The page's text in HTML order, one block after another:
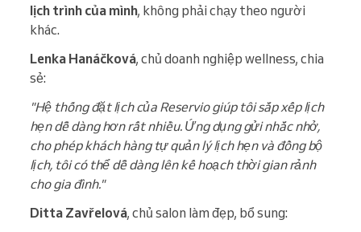
lịch trình của mình, không phải chạy theo người
khác.
Lenka Hanáčková, chủ doanh nghiệp wellness, chia
sẻ:
"Hệ thống đặt lịch của Reservio giúp tôi sắp xếp lịch
hẹn dễ dàng hơn rất nhiều. Ứng dụng gửi nhắc nhở,
cho phép khách hàng tự quản lý lịch hẹn và đồng bộ
lịch, tôi có thể dễ dàng lên kế hoạch thời gian rảnh
cho gia đình."
Ditta Zavřelová, chủ salon làm đẹp, bổ sung: